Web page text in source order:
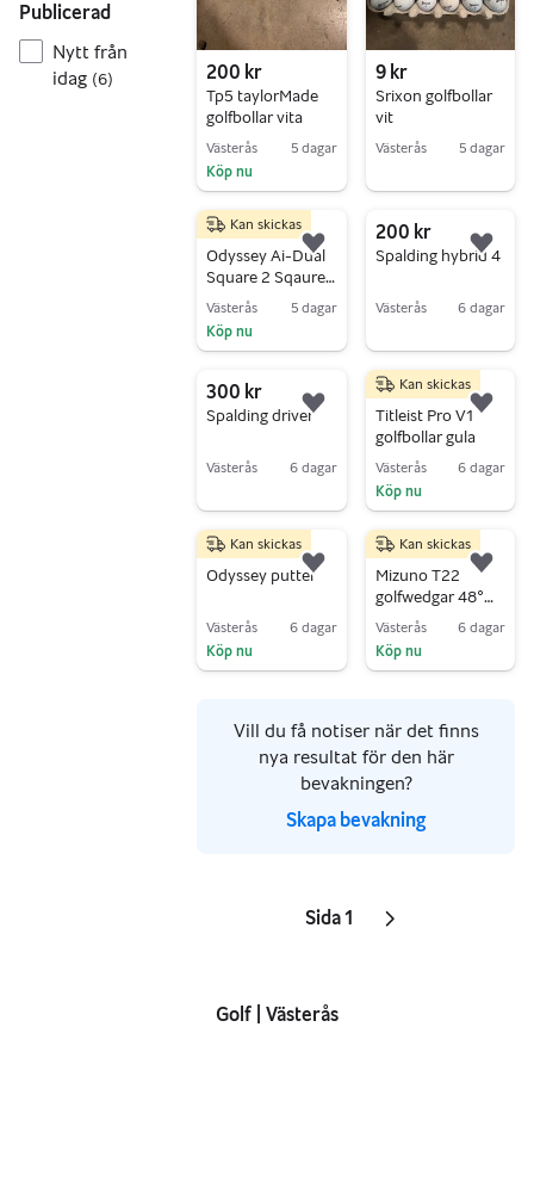
Publicerad
Nytt från
idag (6) 200 kr
Tp5 taylorMade
golfbollar vita
Västerås
5 dagar
Köp nu
9 kr
Srixon golfbollar
vit
Västerås 5 dagar
2 790 kr
Odyssey Ai-Dual
Square 2 Sqaure
Golf Putter
Västerås
5 dagar
Köp nu
Kan skickas
Lägg till i favoriter.
200 kr
Spalding hybrid 4
Västerås 6 dagar
300 kr
Spalding driver
Västerås 6 dagar
Lägg till i favoriter.
2 250 kr
Titleist Pro V1
golfbollar gula
Västerås
6 dagar
Köp nu
Kan skickas
500 kr
Odyssey putter
Västerås
6 dagar
Köp nu
Kan skickas
Lägg till i favoriter.
2 400 kr
Mizuno T22
golfwedgar 48°
54° 60°
Västerås
6 dagar
Köp nu
Kan skickas
Vill du få notiser när det finns
nya resultat för den här
bevakningen?
Skapa bevakning
Sidor
Sida 1 Nästa sida
ikon
Golf | Västerås